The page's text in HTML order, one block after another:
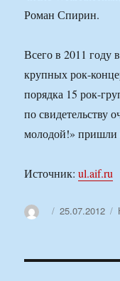
Роман Спирин.
Всего в 2011 году
крупных рок-
порядка 15 рок-
по свидетельству
молодой!» пришли
Источник:ul.aif.ru
АвторОпубликовано
25.07.2012